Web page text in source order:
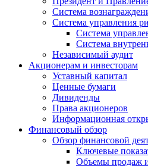
Система
Система управления
Система
Система
Независимый аудит
Акционерам и инвесторам
Уставный капитал
Ценные бумаги
Дивиденды
Права акционеров
Информационная
Финансовый обзор
Обзор финансовой
Ключевые
Объемы продаж